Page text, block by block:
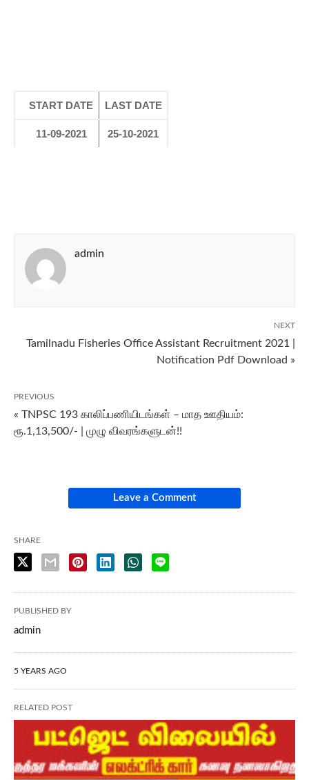
START DATE LAST DATE
11-09-2021 25-10-2021
admin
NEXT
Tamilnadu Fisheries Office Assistant Recruitment 2021 |
Notification Pdf Download »
PREVIOUS
« TNPSC 193 காலிப்பணியிடங்கள் – மாத ஊதியம்:
ரூ.1,13,500/- | முழு விவரங்களுடன்!!
Leave a Comment
SHARE
PUBLISHED BY
admin
5 YEARS AGO
RELATED POST